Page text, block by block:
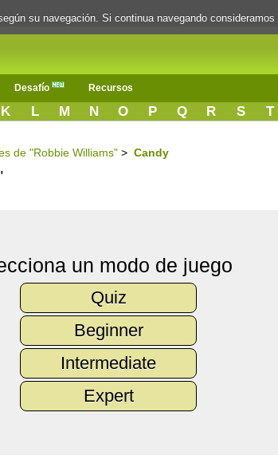
Desafío Recursos
K L M N O P Q R S T
de "Robbie Williams" > Candy
un modo de juego
Quiz
Beginner
Intermediate
Expert
su navegación. Si continua navegando